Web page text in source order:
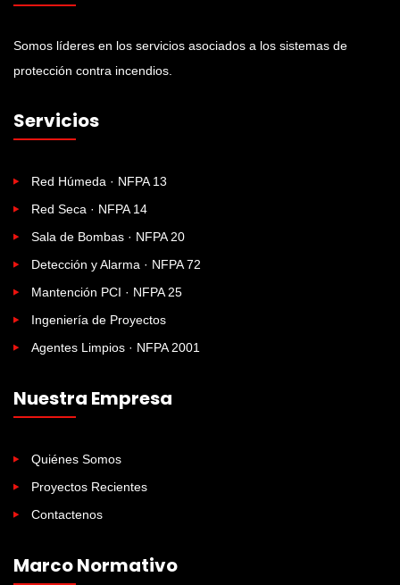
Somos líderes en los servicios asociados a los sistemas de
protección contra incendios.
Servicios
Red Húmeda · NFPA 13
Red Seca · NFPA 14
Sala de Bombas · NFPA 20
Detección y Alarma · NFPA 72
Mantención PCI · NFPA 25
Ingeniería de Proyectos
Agentes Limpios · NFPA 2001
Nuestra Empresa
Quiénes Somos
Proyectos Recientes
Contactenos
Marco Normativo